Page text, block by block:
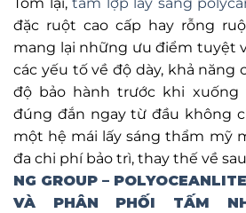
Tóm lại,tấm lợp lấy sáng
đặc ruột cao cấp hay rỗng
mang lại những ưu điểm tuyệt
các yếu tố về độ dày, khả năng
độ bảo hành trước khi xuống
đúng đắn ngay từ đầu không
một hệ mái lấy sáng thẩm mỹ
đa chi phí bảo trì, thay thế về
NG GROUP –
VÀ PHÂN PHỐI TẤM